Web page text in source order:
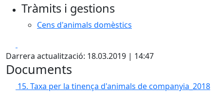
Tràmits i gestions
Cens d'animals domèstics
Darrera actualització: 18.03.2019 | 14:47
Documents
15. Taxa per la tinença d'animals de companyia_2018